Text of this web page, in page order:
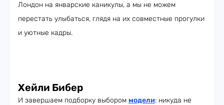
Лондон на январские каникулы, а мы не можем
перестать улыбаться, глядя на их совместные прогулки
и уютные кадры.
Хейли Бибер
И завершаем подборку выбором модели: никуда не